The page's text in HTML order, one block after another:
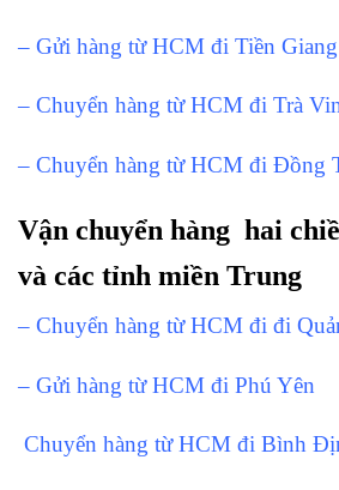
– Gửi hàng từ HCM đi Tiền Giang
– Chuyển hàng từ HCM đi Trà
– Chuyển hàng từ HCM đi Đồng
Vận chuyển hàng hai
và các tỉnh miền Trung
– Chuyển hàng từ HCM đi đi
– Gửi hàng từ HCM đi Phú Yên
Chuyển hàng từ HCM đi Bình